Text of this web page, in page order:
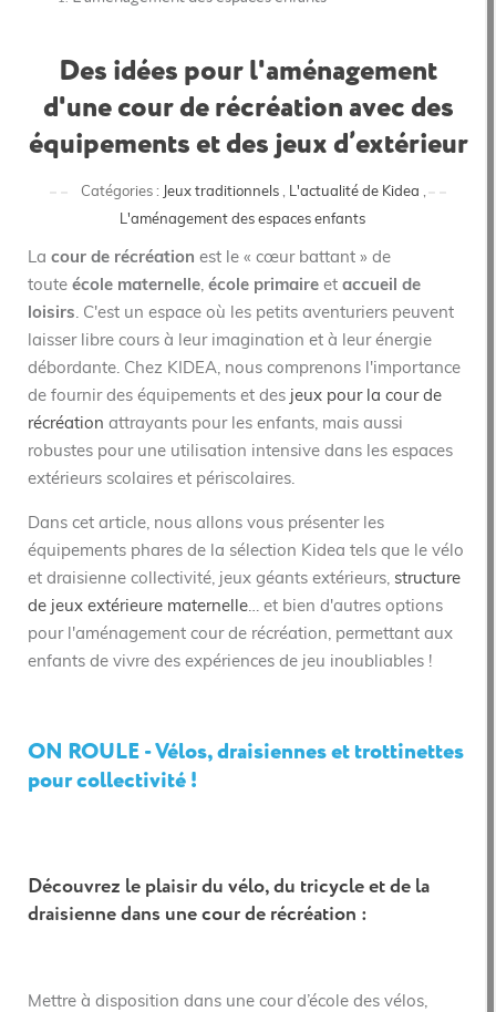
Des idées pour l'aménagement
d'une cour de récréation avec des
équipements et des jeux d’extérieur
Catégories : Jeux traditionnels , L'actualité de Kidea ,
L'aménagement des espaces enfants
La cour de récréation est le « cœur battant » de
toute école maternelle, école primaire et accueil de
loisirs. C'est un espace où les petits aventuriers peuvent
laisser libre cours à leur imagination et à leur énergie
débordante. Chez KIDEA, nous comprenons l'importance
de fournir des équipements et des jeux pour la cour de
récréation attrayants pour les enfants, mais aussi
robustes pour une utilisation intensive dans les espaces
extérieurs scolaires et périscolaires.
Dans cet article, nous allons vous présenter les
équipements phares de la sélection Kidea tels que le vélo
et draisienne collectivité, jeux géants extérieurs, structure
de jeux extérieure maternelle… et bien d'autres options
pour l'aménagement cour de récréation, permettant aux
enfants de vivre des expériences de jeu inoubliables !
ON ROULE - Vélos, draisiennes et trottinettes
pour collectivité !
Découvrez le plaisir du vélo, du tricycle et de la
draisienne dans une cour de récréation :
Mettre à disposition dans une cour d’école des vélos,